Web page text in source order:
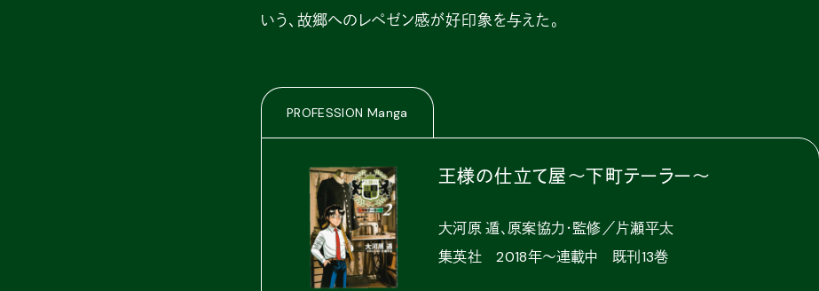
いう、故郷へのレペゼン感が好印象を与えた。
PROFESSION Manga
王様の仕立て屋〜下町テーラー〜
大河原 遁、原案協力・監修／片瀬平太
集英社 2018年〜連載中 既刊13巻